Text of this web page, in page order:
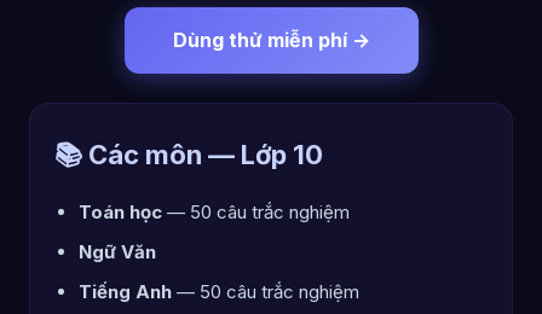
Dùng thử miễn phí →
📚 Các môn — Lớp 10
Toán học — 50 câu trắc nghiệm
Ngữ Văn
Tiếng Anh — 50 câu trắc nghiệm